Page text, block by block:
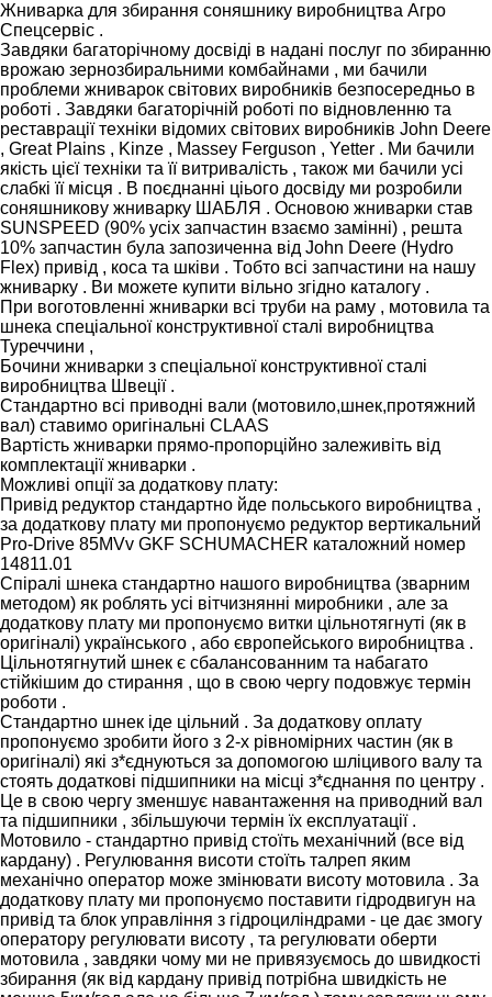
Жниварка для збирання соняшнику виробництва Агро
Спецсервіс .
Завдяки багаторічному досвіді в надані послуг по збиранню
врожаю зернозбиральними комбайнами , ми бачили
проблеми жниварок світових виробників безпосередньо в
роботі . Завдяки багаторічній роботі по відновленню та
реставрації техніки відомих світових виробників John Deere
, Great Plains , Kinze , Massey Ferguson , Yetter . Ми бачили
якість цієї техніки та її витривалість , також ми бачили усі
слабкі її місця . В поєднанні ціього досвіду ми розробили
соняшникову жниварку ШАБЛЯ . Основою жниварки став
SUNSPEED (90% усіх запчастин взаємо замінні) , решта
10% запчастин була запозиченна від John Deere (Hydro
Flex) привід , коса та шківи . Тобто всі запчастини на нашу
жниварку . Ви можете купити вільно згідно каталогу .
При воготовленні жниварки всі труби на раму , мотовила та
шнека спеціальної конструктивної сталі виробництва
Туреччини ,
Бочини жниварки з спеціальної конструктивної сталі
виробництва Швеції .
Стандартно всі приводні вали (мотовило,шнек,протяжний
вал) ставимо оригінальні CLAAS
Вартість жниварки прямо-пропорційно залеживіть від
комплектації жниварки .
Можливі опції за додаткову плату:
Привід редуктор стандартно йде польського виробництва ,
за додаткову плату ми пропонуємо редуктор вертикальний
Pro-Drive 85MVv GKF SCHUMACHER каталожний номер
14811.01
Спіралі шнека стандартно нашого виробництва (зварним
методом) як роблять усі вітчизнянні миробники , але за
додаткову плату ми пропонуємо витки цільнотягнуті (як в
оригіналі) українського , або європейського виробництва .
Цільнотягнутий шнек є сбалансованним та набагато
стійкішим до стирання , що в свою чергу подовжує термін
роботи .
Стандартно шнек іде цільний . За додаткову оплату
пропонуємо зробити його з 2-х рівномірних частин (як в
оригіналі) які з*єднуються за допомогою шліцивого валу та
стоять додаткові підшипники на місці з*єднання по центру .
Це в свою чергу зменшує навантаження на приводний вал
та підшипники , збільшуючи термін їх експлуатації .
Мотовило - стандартно привід стоїть механічний (все від
кардану) . Регулювання висоти стоїть талреп яким
механічно оператор може змінювати висоту мотовила . За
додаткову плату ми пропонуємо поставити гідродвигун на
привід та блок управління з гідроциліндрами - це дає змогу
оператору регулювати висоту , та регулювати оберти
мотовила , завдяки чому ми не привязуємось до швидкості
збирання (як від кардану привід потрібна швидкість не